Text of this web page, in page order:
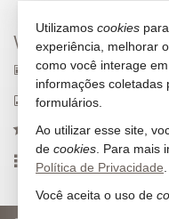
VEJA MAIS
receba nosso newsletter
indicadores financeiros
imóveis favoritos
mapa de imóveis
Utilizamos cookies
experiência, melhorar
como você interage
informações coletadas
formulários.
Ao utilizar esse site,
de cookies . Para mais
Política de Privacidade
Você aceita o uso de